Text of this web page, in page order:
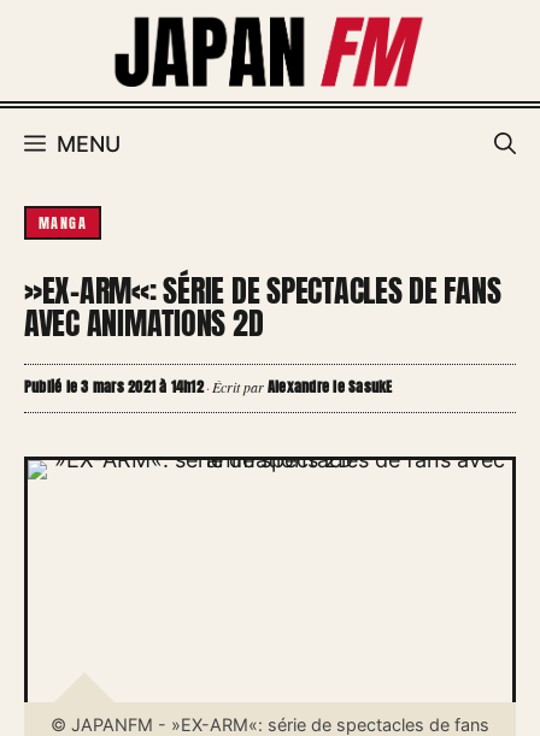
MENU
MANGA
»EX-ARM«: SÉRIE DE SPECTACLES DE FANS
AVEC ANIMATIONS 2D
Publié le 3 mars 2021 à 14h12·Écrit parAlexandre le SasukE
© JAPANFM - »EX-ARM«: série de spectacles de fans